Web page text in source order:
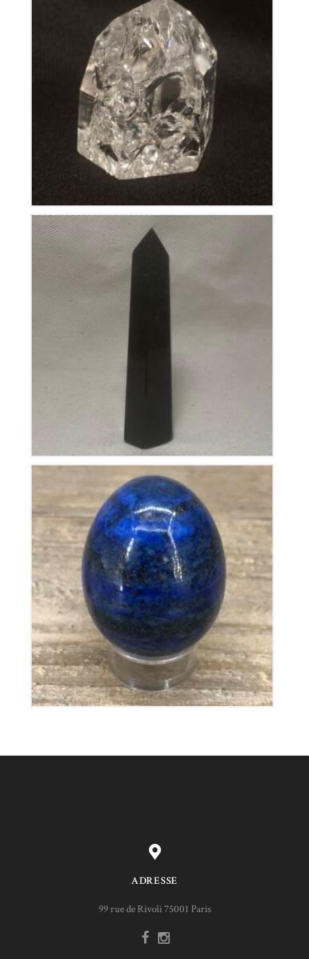
Pointe retaillée en Cristal de Roche
28€
Pointe Obsidienne Dorée Polie
Oeuf en Lapis-Lazuli
65€
ADRESSE
99 rue de Rivoli 75001 Paris